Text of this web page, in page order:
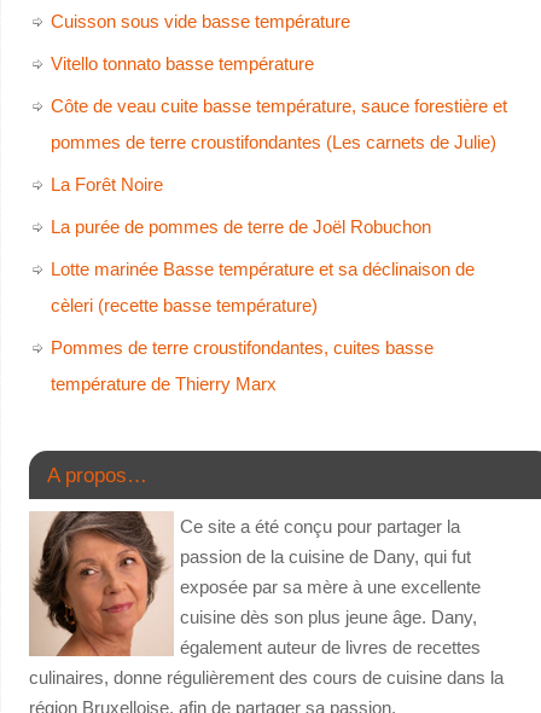
Cuisson sous vide basse température
Vitello tonnato basse température
Côte de veau cuite basse température, sauce forestière et
pommes de terre croustifondantes (Les carnets de Julie)
La Forêt Noire
La purée de pommes de terre de Joël Robuchon
Lotte marinée Basse température et sa déclinaison de
cèleri (recette basse température)
Pommes de terre croustifondantes, cuites basse
température de Thierry Marx
A propos…
Ce site a été conçu pour partager la
passion de la cuisine de Dany, qui fut
exposée par sa mère à une excellente
cuisine dès son plus jeune âge. Dany,
également auteur de livres de recettes
culinaires, donne régulièrement des cours de cuisine dans la
région Bruxelloise, afin de partager sa passion.